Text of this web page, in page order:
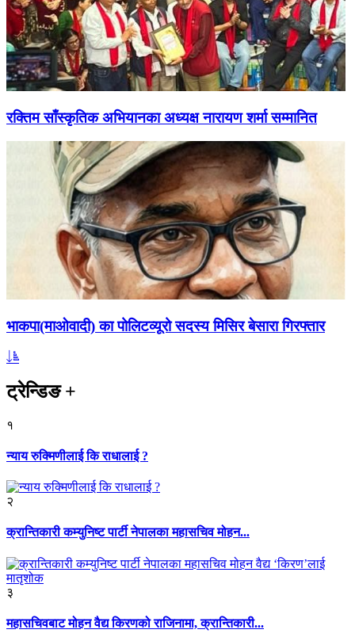
रक्तिम साँस्कृतिक अभियानका अध्यक्ष नारायण शर्मा सम्मानित
भाकपा(माओवादी) का पोलिटव्यूरो सदस्य मिसिर बेसारा गिरफ्तार
ट्रेन्डिङ+
१
न्याय रुक्मिणीलाई कि राधालाई ?
२
क्रान्तिकारी कम्युनिष्ट पार्टी नेपालका महासचिव मोहन...
३
महासचिवबाट मोहन वैद्य किरणको राजिनामा, क्रान्तिकारी...